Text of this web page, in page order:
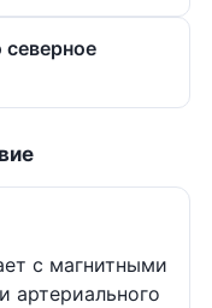
с магнитными
артериального